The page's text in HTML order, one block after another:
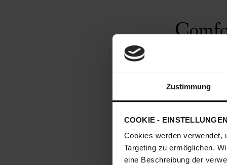
Zustimmung
COOKIE - EINSTELLUNGEN
Cookies werden verwendet,
Targeting zu ermöglichen.
eine Beschreibung der